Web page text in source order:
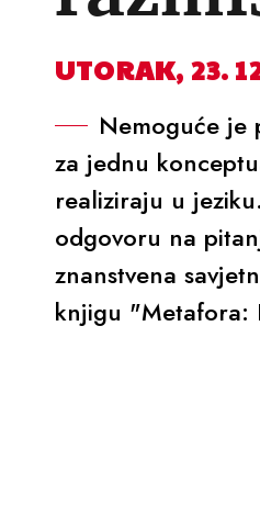
UTORAK, 23.
Nemoguće je
za jednu
realiziraju u
odgovoru na
znanstvena
knjigu "Metafora: